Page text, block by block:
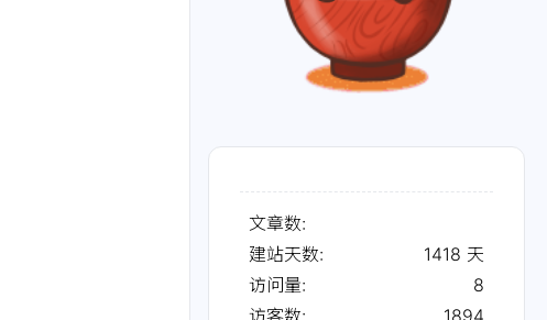
文章数:
建站天数:
1418 天
访问量:
8
访客数:
1894